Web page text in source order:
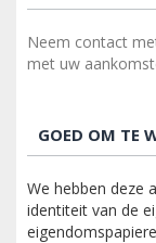
Neem contact
met uw
GOED OM TE
We hebben deze
identiteit van de